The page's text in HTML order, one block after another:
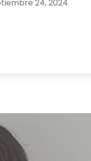
24, 2024